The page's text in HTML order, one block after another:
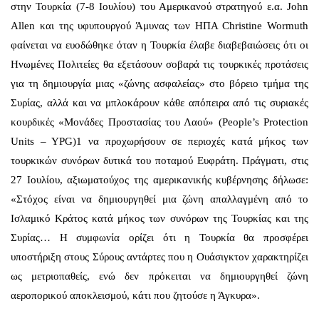
στην Τουρκία (7-8 Ιουλίου) του Αμερικανού στρατηγού ε.α. John
Allen και της υφυπουργού Άμυνας των ΗΠΑ Christine Wormuth
φαίνεται να ευοδώθηκε όταν η Τουρκία έλαβε διαβεβαιώσεις ότι οι
Ηνωμένες Πολιτείες θα εξετάσουν σοβαρά τις τουρκικές προτάσεις
για τη δημιουργία μιας «ζώνης ασφαλείας» στο βόρειο τμήμα της
Συρίας, αλλά και να μπλοκάρουν κάθε απόπειρα από τις συριακές
κουρδικές «Μονάδες Προστασίας του Λαού» (People’s Protection
Units – YPG)1 να προχωρήσουν σε περιοχές κατά μήκος των
τουρκικών συνόρων δυτικά του ποταμού Ευφράτη. Πράγματι, στις
27 Ιουλίου, αξιωματούχος της αμερικανικής κυβέρνησης δήλωσε:
«Στόχος είναι να δημιουργηθεί μια ζώνη απαλλαγμένη από το
Ισλαμικό Κράτος κατά μήκος των συνόρων της Τουρκίας και της
Συρίας… Η συμφωνία ορίζει ότι η Τουρκία θα προσφέρει
υποστήριξη στους Σύρους αντάρτες που η Ουάσιγκτον χαρακτηρίζει
ως μετριοπαθείς, ενώ δεν πρόκειται να δημιουργηθεί ζώνη
αεροπορικού αποκλεισμού, κάτι που ζητούσε η Άγκυρα».